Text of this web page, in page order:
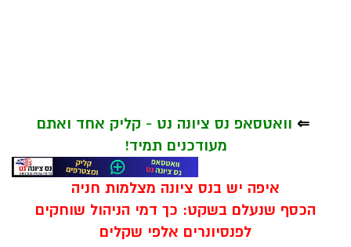
⇐ וואטסאפ נס ציונה נט - קליק אחד ואתם
מעודכנים תמיד!
איפה יש בנס ציונה מצלמות חניה
הכסף שנעלם בשקט: כך דמי הניהול שוחקים
לפנסיונרים אלפי שקלים